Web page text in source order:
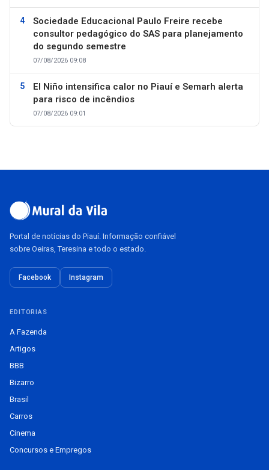
Sociedade Educacional Paulo Freire recebe
consultor pedagógico do SAS para planejamento
do segundo semestre
07/08/2026 09:08
El Niño intensifica calor no Piauí e Semarh alerta
para risco de incêndios
07/08/2026 09:01
Portal de notícias do Piauí. Informação confiável
sobre Oeiras, Teresina e todo o estado.
Facebook Instagram
EDITORIAS
A Fazenda
Artigos
BBB
Bizarro
Brasil
Carros
Cinema
Concursos e Empregos